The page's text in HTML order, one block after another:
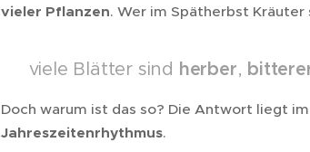
vieler Pflanzen. Wer im Spätherbst
➡️ viele Blätter sind herber,
Doch warum ist das so? Die Antwort liegt
Jahreszeitenrhythmus.